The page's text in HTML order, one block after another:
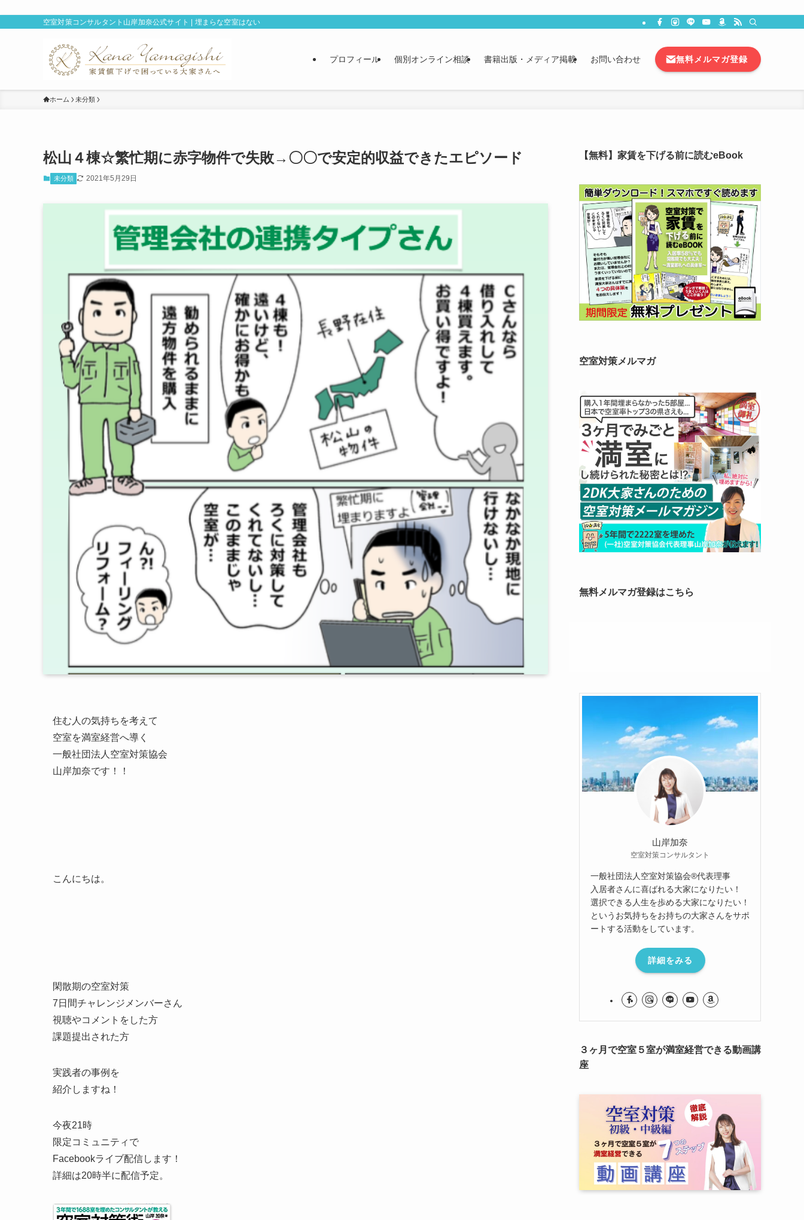
空室対策コンサルタント山岸加奈公式サイト | 埋まらな空室はない
プロフィール 個別オンライン相談 書籍出版・メディア掲載 お問い合わせ 無料メルマガ登録
ホーム 未分類
松山４棟☆繁忙期に赤字物件で失敗→〇〇で安定的収益できたエピソード
未分類 2021年5月29日
住む人の気持ちを考えて
空室を満室経営へ導く
一般社団法人空室対策協会
山岸加奈です！！
こんにちは。
閑散期の空室対策
7日間チャレンジメンバーさん
視聴やコメントをした方
課題提出された方
実践者の事例を
紹介しますね！
今夜21時
限定コミュニティで
Facebookライブ配信します！
詳細は20時半に配信予定。
【無料】家賃を下げる前に読むeBook
空室対策メルマガ
無料メルマガ登録はこちら
山岸加奈
空室対策コンサルタント
一般社団法人空室対策協会®︎代表理事
入居者さんに喜ばれる大家になりたい！
選択できる人生を歩める大家になりたい！
というお気持ちをお持ちの大家さんをサポ
ートする活動をしています。
詳細をみる
３ヶ月で空室５室が満室経営できる動画講
座